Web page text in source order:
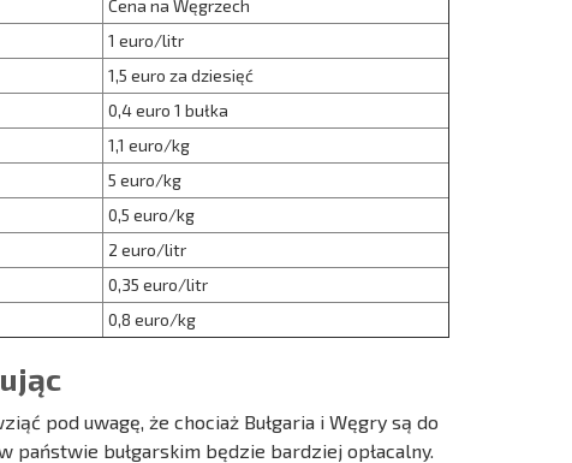
Cena na Węgrzech
1 euro/litr
1,5 euro za dziesięć
0,4 euro 1 bułka
1,1 euro/kg
5 euro/kg
0,5 euro/kg
2 euro/litr
0,35 euro/litr
0,8 euro/kg
pod uwagę, że chociaż Bułgaria i Węgry są do
bułgarskim będzie bardziej opłacalny.